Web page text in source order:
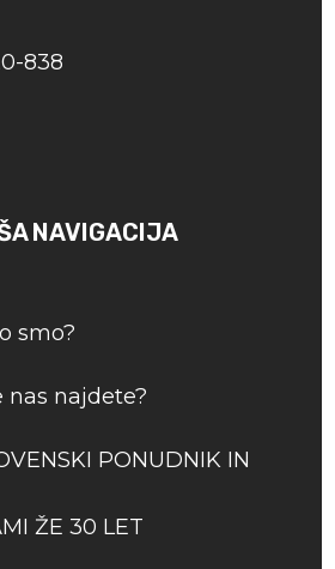
838
NAVIGACIJA
smo?
nas najdete?
PONUDNIK IN
ŽE 30 LET